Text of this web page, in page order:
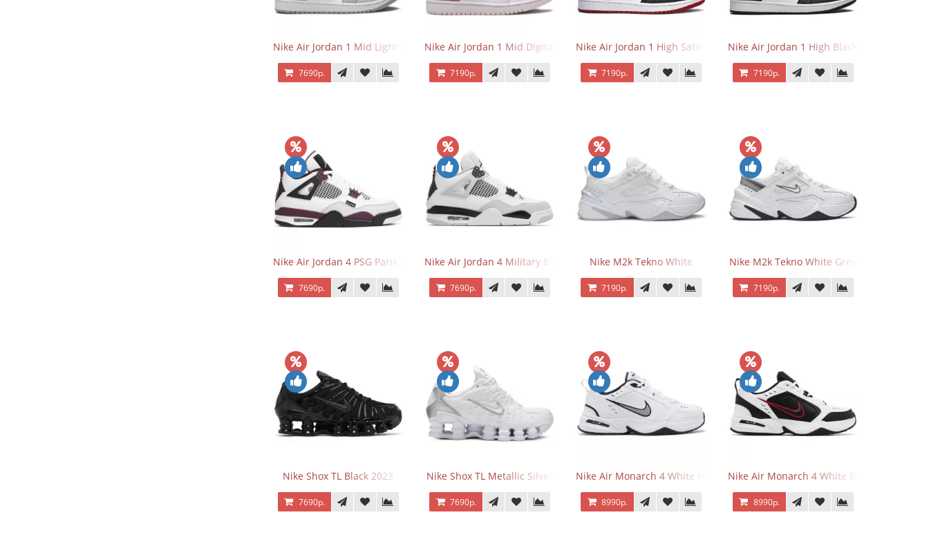
Nike Air Jordan 1 Mid Light Smoke Grey
7690р.
Nike Air Jordan 1 Mid Digital Pink
7190р.
Nike Air Jordan 1 High Satin Black Toe
7190р.
Nike Air Jordan 1 High Black White
7190р.
Nike Air Jordan 4 PSG Paris Saint Germain
7690р.
Nike Air Jordan 4 Military Black
7690р.
Nike M2k Tekno White
7190р.
Nike M2k Tekno White Grey
7190р.
Nike Shox TL Black 2023
7690р.
Nike Shox TL Metallic Silver
7690р.
Nike Air Monarch 4 White Navy
8990р.
Nike Air Monarch 4 White Black Red
8990р.